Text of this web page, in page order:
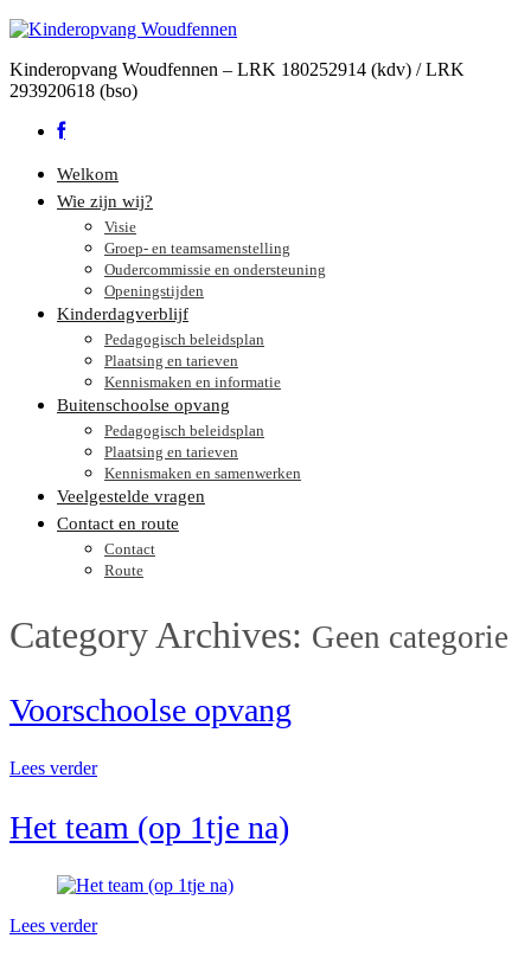
Kinderopvang Woudfennen – LRK 180252914 (kdv) / LRK
293920618 (bso)
Welkom
Wie zijn wij?
Visie
Groep- en teamsamenstelling
Oudercommissie en ondersteuning
Openingstijden
Kinderdagverblijf
Pedagogisch beleidsplan
Plaatsing en tarieven
Kennismaken en informatie
Buitenschoolse opvang
Pedagogisch beleidsplan
Plaatsing en tarieven
Kennismaken en samenwerken
Veelgestelde vragen
Contact en route
Contact
Route
Category Archives: Geen categorie
Voorschoolse opvang
Lees verder
Het team (op 1tje na)
Lees verder